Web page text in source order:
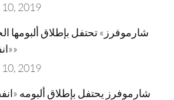
2019
«انفصام»
2019
شارموفرز يحتفل بإطلاق ألبومه